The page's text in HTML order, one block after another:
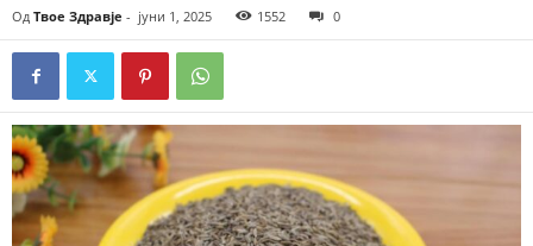
Од Твое Здравје - јуни 1, 2025 1552 0